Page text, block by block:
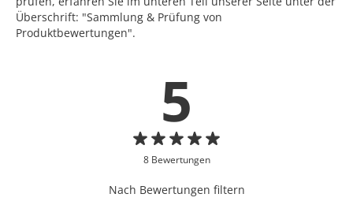
Überschrift: "Sammlung & Prüfung von
Produktbewertungen".
5
8 Bewertungen
Nach Bewertungen filtern